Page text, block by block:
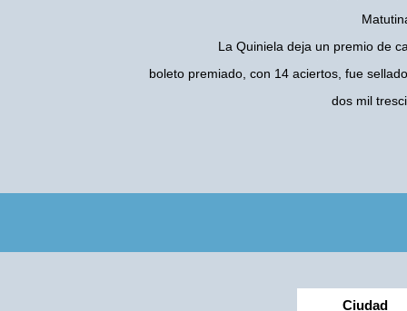
La Quiniela deja un premio de
boleto premiado, con 14 aciertos, fue
dos mil
Ciudad